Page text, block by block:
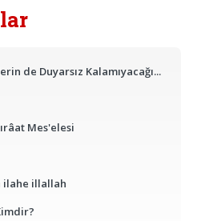
de Duyarsız Kalamıyacağı...
Mes'elesi
ilahe illallah